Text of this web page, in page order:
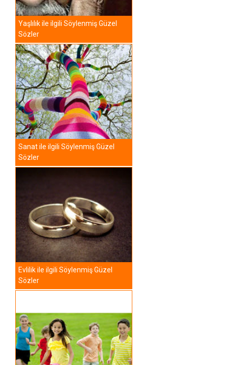
Yaşlılık ile ilgili Söylenmiş Güzel
Sözler
Sanat ile ilgili Söylenmiş Güzel
Sözler
Evlilik ile ilgili Söylenmiş Güzel
Sözler